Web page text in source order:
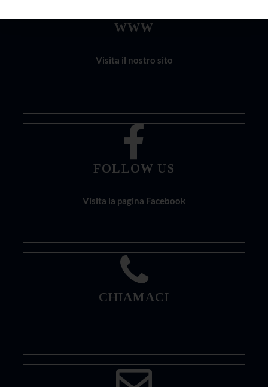
WWW
Visita il nostro sito
FOLLOW US
Visita la pagina Facebook
CHIAMACI